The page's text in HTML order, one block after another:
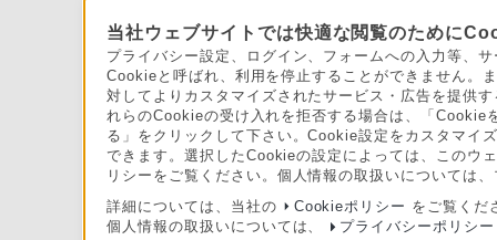
当社ウェブサイトでは快適な閲覧のために
プライバシー設定、ログイン、フォームへの入力等、
Cookieと呼ばれ、利用を停止することができません。
対してよりカスタマイズされたサービス・広告を提供
れらのCookieの受け入れを拒否する場合は、「Cookie
る」をクリックして下さい。Cookie設定をカスタマイ
できます。選択したCookieの設定によっては、このウ
リシーをご覧ください。個人情報の取扱いについては
詳細については、当社の Cookieポリシー をご覧くだ
個人情報の取扱いについては、
プライバシーポリシー